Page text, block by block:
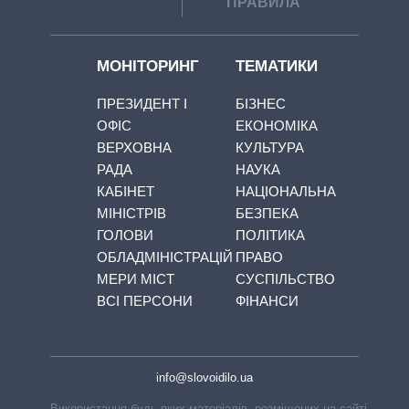
МОНІТОРИНГ
ПРЕЗИДЕНТ І
ОФІС
ВЕРХОВНА
РАДА
КАБІНЕТ
МІНІСТРІВ
ГОЛОВИ
ОБЛАДМІНІСТРАЦІЙ
МЕРИ МІСТ
ВСІ ПЕРСОНИ
ТЕМАТИКИ
БІЗНЕС
ЕКОНОМІКА
КУЛЬТУРА
НАУКА
НАЦІОНАЛЬНА
БЕЗПЕКА
ПОЛІТИКА
ПРАВО
СУСПІЛЬСТВО
ФІНАНСИ
info@slovoidilo.ua